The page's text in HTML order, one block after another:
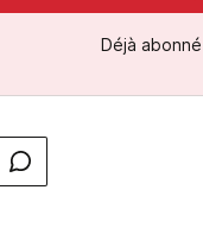
Déjà